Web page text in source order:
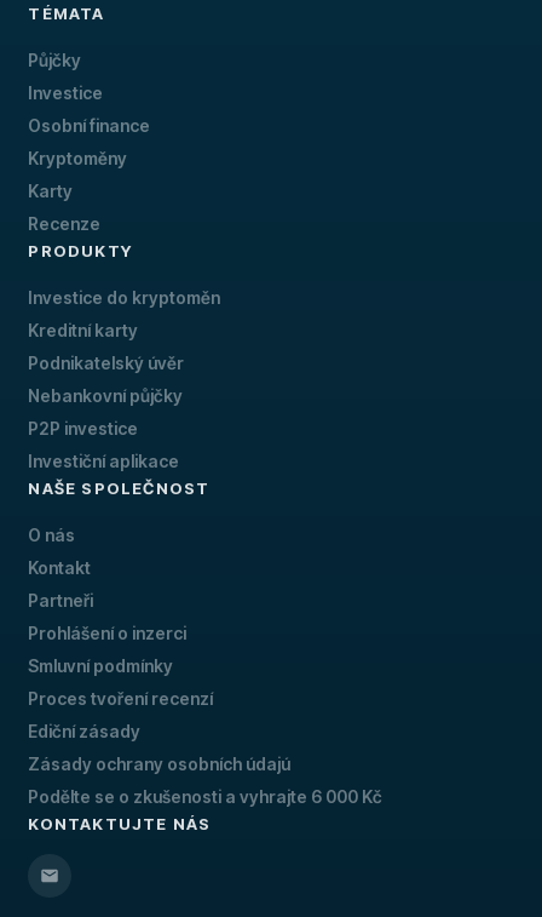
TÉMATA
Půjčky
Investice
Osobní finance
Kryptoměny
Karty
Recenze
PRODUKTY
Investice do kryptoměn
Kreditní karty
Podnikatelský úvěr
Nebankovní půjčky
P2P investice
Investiční aplikace
NAŠE SPOLEČNOST
O nás
Kontakt
Partneři
Prohlášení o inzerci
Smluvní podmínky
Proces tvoření recenzí
Ediční zásady
Zásady ochrany osobních údajú
Podělte se o zkušenosti a vyhrajte 6 000 Kč
KONTAKTUJTE NÁS